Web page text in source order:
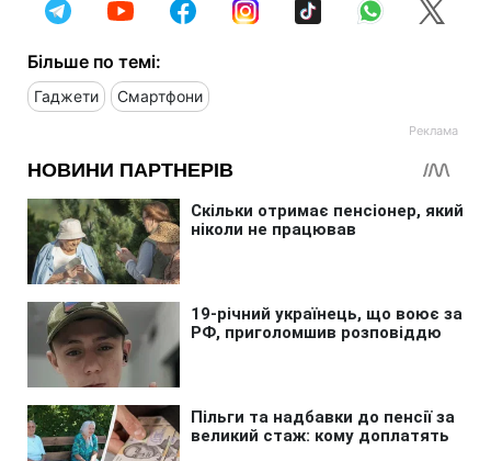
Більше по темі:
Гаджети Смартфони